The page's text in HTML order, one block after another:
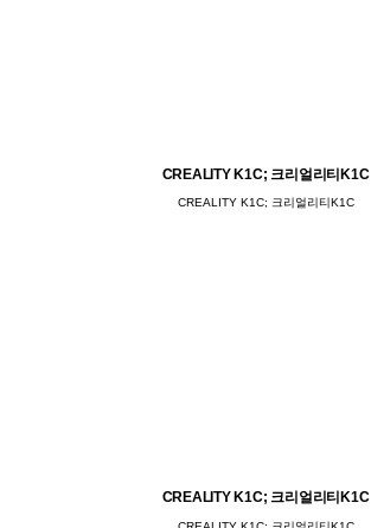
CREALITY K1C; 크리얼리티K1C
CREALITY K1C; 크리얼리티K1C
CREALITY K1C; 크리얼리티K1C